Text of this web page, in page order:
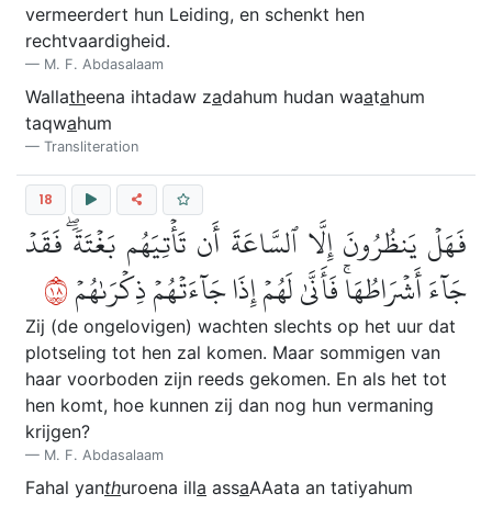
vermeerdert hun Leiding, en schenkt hen
rechtvaardigheid.
M. F. Abdasalaam
Wallatheena ihtadaw zadahum hudan waatahum
taqwahum
Transliteration
18
فَهَلۡ يَنظُرُونَ إِلَّا ٱلسَّاعَةَ أَن تَأۡتِيَهُم بَغۡتَةٗۖ فَقَدۡ
جَآءَ أَشۡرَاطُهَاۚ فَأَنَّىٰ لَهُمۡ إِذَا جَآءَتۡهُمۡ ذِكۡرَىٰهُمۡ٨١
Zij (de ongelovigen) wachten slechts op het uur dat
plotseling tot hen zal komen. Maar sommigen van
haar voorboden zijn reeds gekomen. En als het tot
hen komt, hoe kunnen zij dan nog hun vermaning
krijgen?
M. F. Abdasalaam
Fahal yanthuroena illa assaAAata an tatiyahum